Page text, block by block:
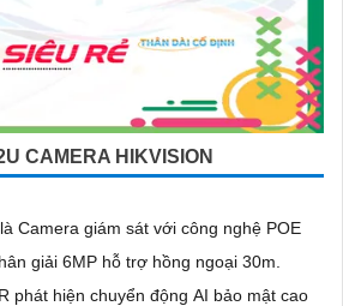
CAMERA HIKVISION
Camera giám sát với công nghệ POE
giải 6MP hỗ trợ hồng ngoại 30m.
phát hiện chuyển động AI bảo mật cao